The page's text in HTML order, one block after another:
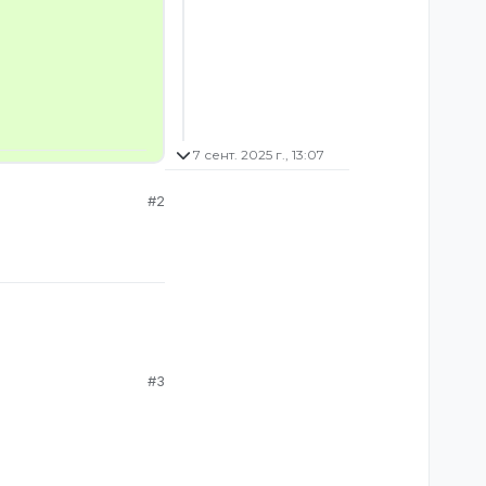
#2
#3
7 сент. 2025 г., 13:07